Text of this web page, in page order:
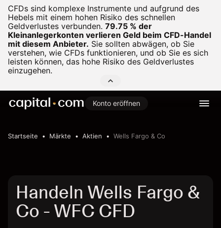
CFDs sind komplexe Instrumente und aufgrund des
Hebels mit einem hohen Risiko des schnellen
Geldverlustes verbunden. 79.75 % der
Kleinanlegerkonten verlieren Geld beim CFD-Handel
mit diesem Anbieter. Sie sollten abwägen, ob Sie
verstehen, wie CFDs funktionieren, und ob Sie es sich
leisten können, das hohe Risiko des Geldverlustes
einzugehen.
Konto eröffnen
Startseite Märkte Aktien Wells Fargo & Co
Handeln Wells Fargo &
Co - WFC CFD